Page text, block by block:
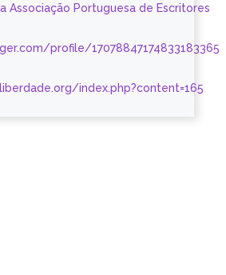
Associação Portuguesa de Escritores
profile/17078847174833183365
index.php?content=165